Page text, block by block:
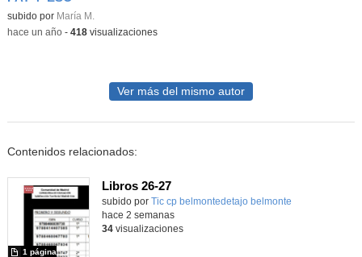
Contenido educativo.
subido por María M.
-hace un año- 418visualizaciones
Ver más del mismo autor
Contenidos relacionados:
Libros 26-27
Contenido educativo.
subido por Tic cp belmontedetajo belmonte
1 página
hace 2 semanas
34visualizaciones